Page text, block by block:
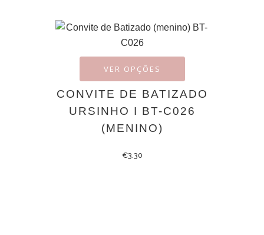
VER OPÇÕES
CONVITE DE BATIZADO
URSINHO I BT-C026
(MENINO)
€3.30